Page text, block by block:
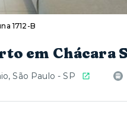
1712-B
em Chácara
São Paulo - SP